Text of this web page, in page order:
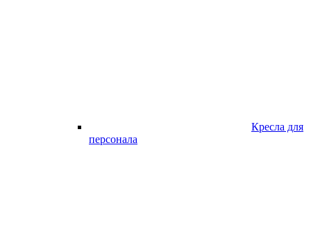
Кресла для
персонала